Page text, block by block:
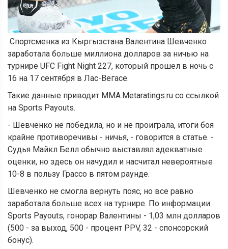
Спортсменка из Кыргызстана Валентина Шевченко
заработала больше миллиона долларов за ничью на
турнире UFC Fight Night 227, который прошел в ночь с
16 на 17 сентября в Лас-Вегасе.
Такие данные приводит MMA.Metaratings.ru со ссылкой
на Sports Payouts.
- Шевченко не победила, но и не проиграла, итоги боя
крайне противоречивы - ничья, - говорится в статье. -
Судья Майкл Белл обычно выставлял адекватные
оценки, но здесь он начудил и насчитал невероятные
10-8 в пользу Грассо в пятом раунде.
Шевченко не смогла вернуть пояс, но все равно
заработала больше всех на турнире. По информации
Sports Payouts, гонорар Валентины - 1,03 млн долларов
(500 - за выход, 500 - процент PPV, 32 - спонсорский
бонус).